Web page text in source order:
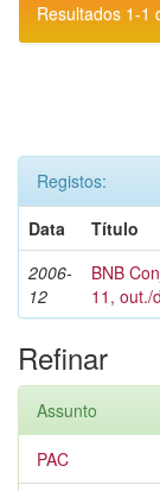
Resultados 1-1
Registos:
Data
Título
2006-
12
BNB
11, out./
Refinar
Assunto
PAC